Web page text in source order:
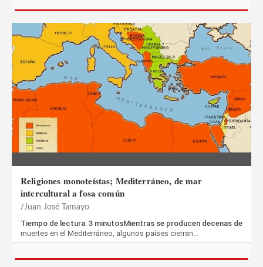
Religiones monoteístas; Mediterráneo, de mar
intercultural a fosa común
Juan José Tamayo
Tiempo de lectura: 3 minutosMientras se producen decenas de
muertes en el Mediterráneo, algunos países cierran…